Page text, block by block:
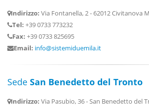
Indirizzo: Via Fontanella, 2 - 62012 Civitanova
Tel: +39 0733 773232
Fax: +39 0733 825695
Email: info@sistemiduemila.it
Sede San Benedetto del Tronto
Indirizzo: Via Pasubio, 36 - San Benedetto del